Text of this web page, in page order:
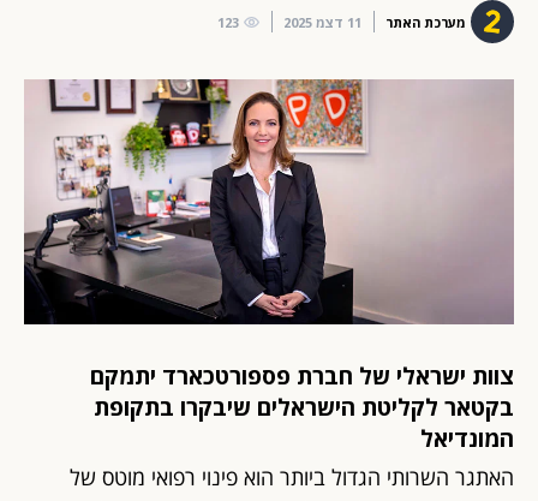
מערכת האתר 11 דצמ 2025 123
צוות ישראלי של חברת פספורטכארד יתמקם
בקטאר לקליטת הישראלים שיבקרו בתקופת
המונדיאל
האתגר השרותי הגדול ביותר הוא פינוי רפואי מוטס של